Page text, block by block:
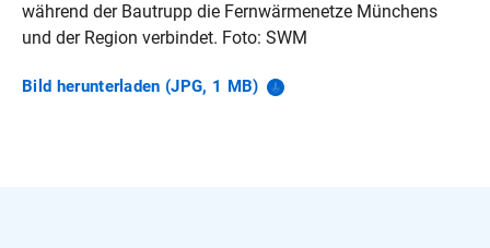
während der Bautrupp die Fernwärmenetze Münchens
und der Region verbindet. Foto: SWM
Bild herunterladen (JPG, 1 MB)